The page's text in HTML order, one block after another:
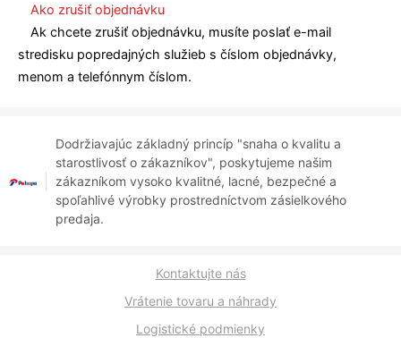
Ako zrušiť objednávku
Ak chcete zrušiť objednávku, musíte poslať e-mail
stredisku popredajných služieb s číslom objednávky,
menom a telefónnym číslom.
Dodržiavajúc základný princíp "snaha o kvalitu a
starostlivosť o zákazníkov", poskytujeme našim
zákazníkom vysoko kvalitné, lacné, bezpečné a
spoľahlivé výrobky prostredníctvom zásielkového
predaja.
Kontaktujte nás
Vrátenie tovaru a náhrady
Logistické podmienky